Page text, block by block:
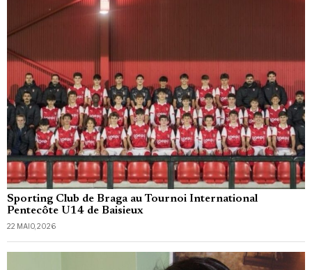
Sporting Club de Braga au Tournoi International
Pentecôte U14 de Baisieux
22 MAIO, 2026